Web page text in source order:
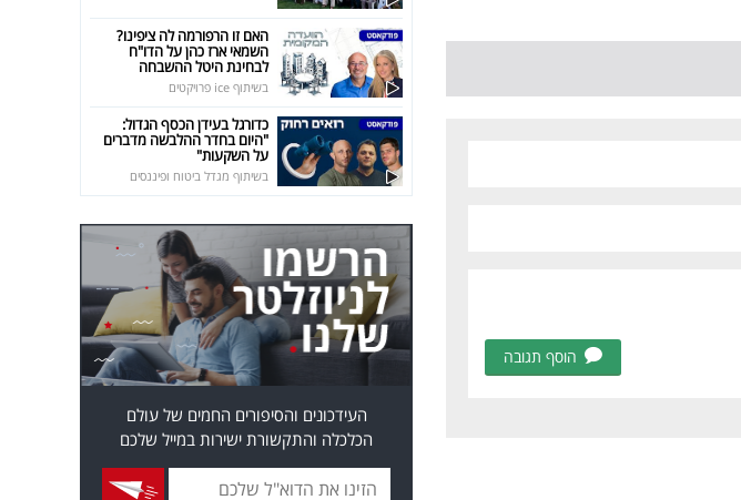
הוסף תגובה
האם זו הרפורמה לה ציפינו?
השמאי ארז כהן על הדו"ח
לבחינת היטל ההשבחה
בשיתוף ice פרויקטים
כדורגל בעידן הכסף הגדול:
"היום בחדר ההלבשה מדברים
על השקעות"
בשיתוף מגדל ביטוח ופיננסים
העידכונים והסיפורים החמים של עולם
הכלכלה והתקשורת ישירות במייל שלכם